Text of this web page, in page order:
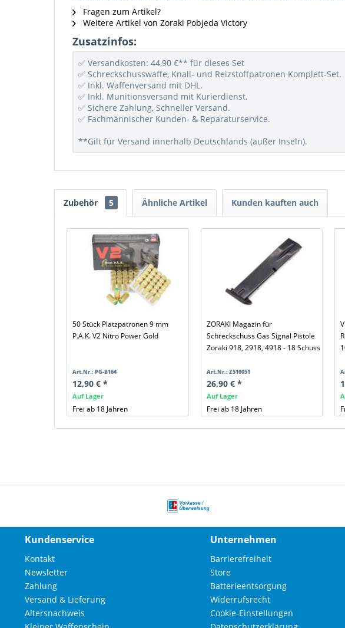
Fragen zum Artikel?
Weitere Artikel von Zoraki Pobjeda Victory
Zusatzinfos:
✅ Versandkosten: 44,90 €** für dieses Set
✅ Schreckschusswaffe, Knall- und Reizstoffpatronen Komplett-Set.
✅ Inkl. Waffenversand mit DHL.
✅ Inkl. Munitionsversand mit Kurierdienst.
✅ Sichere Zahlung, Schneller Versand.
✅ Fachmännischer Kunden- & Reparaturservice.
**Gilt für Versand innerhalb Deutschlands (außer Inseln).
Zubehör 5 Ähnliche Artikel Kunden kauften auch
50 Stück Platzpatronen 9 mm
P.A.K. V2 Nitro Power Gold
Art.Nr.: PG-B164
12,90 € *
Auf Lager
Frei ab 18 Jahren
ZORAKI Magazin für
Schreckschuss Gas Signal Pistole
Zoraki 918, 2918, 4918 - 18 Schuss
Art.Nr.: Z510051
26,90 € *
Auf Lager
Frei ab 18 Jahren
Kundenservice
Kontakt
Newsletter
Zahlung
Versand & Lieferung
Altersnachweis
Unternehmen
Barrierefreiheit
Store
Batterieentsorgung
Widerrufsrecht
Cookie-Einstellungen